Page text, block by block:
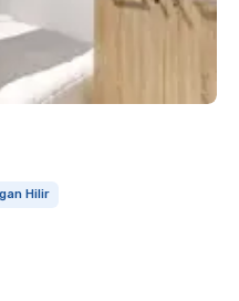
Hilir